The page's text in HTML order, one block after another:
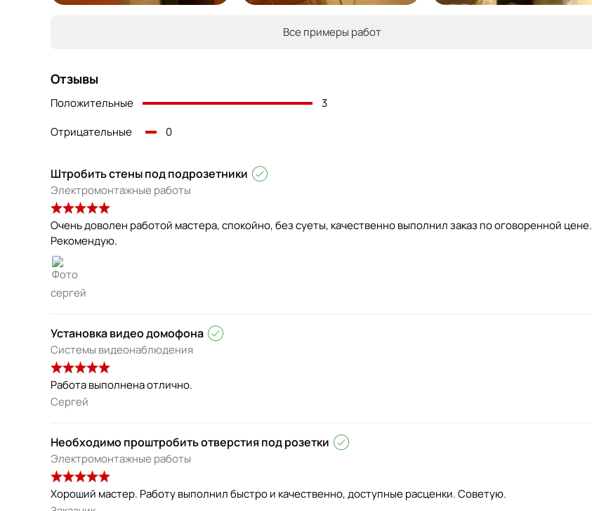
Все примеры работ
Отзывы
Положительные
3
Отрицательные
0
Штробить стены под подрозетники
Электромонтажные работы
Очень доволен работой мастера, спокойно, без суеты, качественно выполнил заказ по оговоренной цене.
Рекомендую.
сергей
Установка видео домофона
Системы видеонаблюдения
Работа выполнена отлично.
Сергей
Необходимо проштробить отверстия под розетки
Электромонтажные работы
Хороший мастер. Работу выполнил быстро и качественно, доступные расценки. Советую.